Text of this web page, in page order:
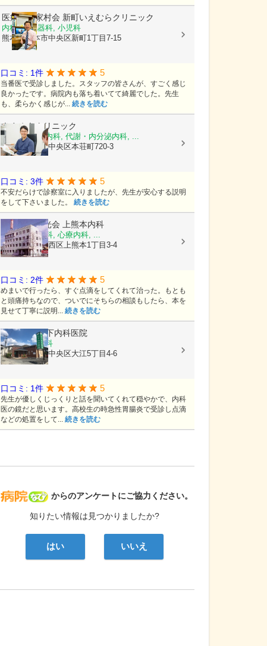
病院なび
からのアンケートにご協力ください。
知りたい情報は見つかりましたか?
はい いいえ
医療法人家村会 新町いえむらクリニック
内科, 消化器科, 小児科
熊本県熊本市中央区新町1丁目7-15
口コミ: 1件 5
当番医で受診しました。スタッフの皆さんが、すごく感じ
良かったです。病院内も落ち着いてて綺麗でした。先生
も、柔らかく感じが... 続きを読む
きさぬきクリニック
糖尿病内科, 内科, 代謝・内分泌内科, ...
熊本県熊本市中央区本荘町720-3
口コミ: 3件 5
不安だらけで診察室に入りましたが、先生が安心する説明
をして下さいました。 続きを読む
医療法人陽光会 上熊本内科
内科, 神経内科, 心療内科, ...
熊本県熊本市西区上熊本1丁目3-4
口コミ: 2件 5
めまいで行ったら、すぐ点滴をしてくれて治った。もとも
と頭痛持ちなので、ついでにそちらの相談もしたら、本を
見せて丁寧に説明... 続きを読む
医療法人竹下内科医院
内科, 胃腸内科
熊本県熊本市中央区大江5丁目4-6
口コミ: 1件 5
先生が優しくじっくりと話を聞いてくれて穏やかで、内科
医の鏡だと思います。高校生の時急性胃腸炎で受診し点滴
などの処置をして... 続きを読む